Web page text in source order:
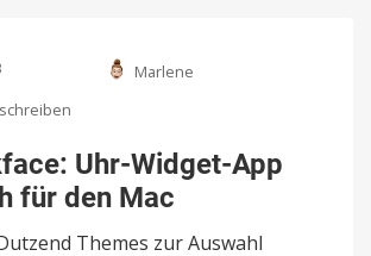
Marlene
Uhr-
Widget-
App
auch
Uhr-Widget-App
für den Mac
Themes zur Auswahl